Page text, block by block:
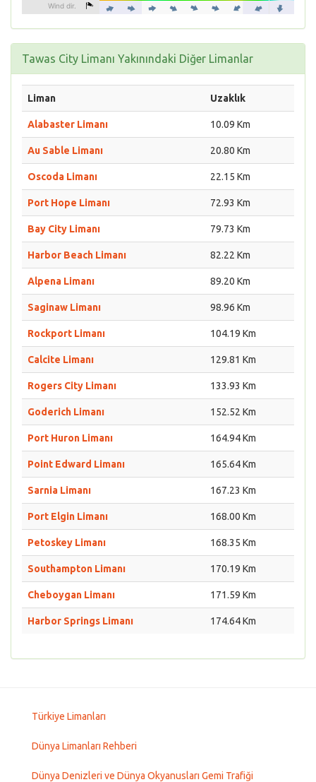
Tawas City Limanı Yakınındaki Diğer Limanlar
Liman Uzaklık
Alabaster Limanı 10.09 Km
Au Sable Limanı 20.80 Km
Oscoda Limanı 22.15 Km
Port Hope Limanı 72.93 Km
Bay City Limanı 79.73 Km
Harbor Beach Limanı 82.22 Km
Alpena Limanı 89.20 Km
Saginaw Limanı 98.96 Km
Rockport Limanı 104.19 Km
Calcite Limanı 129.81 Km
Rogers City Limanı 133.93 Km
Goderich Limanı 152.52 Km
Port Huron Limanı 164.94 Km
Point Edward Limanı 165.64 Km
Sarnia Limanı 167.23 Km
Port Elgin Limanı 168.00 Km
Petoskey Limanı 168.35 Km
Southampton Limanı 170.19 Km
Cheboygan Limanı 171.59 Km
Harbor Springs Limanı 174.64 Km
Türkiye Limanları
Dünya Limanları Rehberi
Dünya Denizleri ve Dünya Okyanusları Gemi Trafiği